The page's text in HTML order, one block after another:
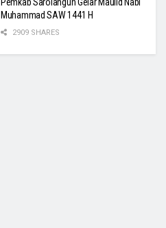
Muhammad SAW 1441 H
2909 SHARES